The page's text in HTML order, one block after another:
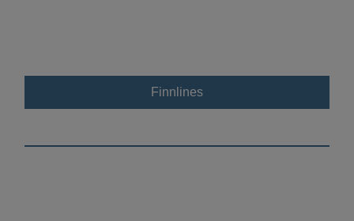
Finnlines